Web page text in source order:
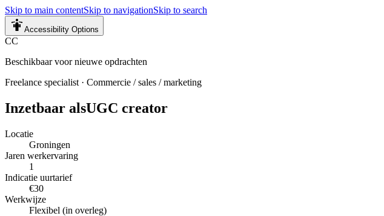
Skip to main contentSkip to navigationSkip to search
Accessibility Options
CC
Beschikbaar voor nieuwe opdrachten
Freelance specialist · Commercie / sales / marketing
Inzetbaar alsUGC creator
Locatie
Groningen
Jaren werkervaring
1
Indicatie uurtarief
€30
Werkwijze
Flexibel (in overleg)